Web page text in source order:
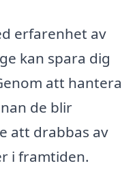
erfarenhet av
kan spara dig
att hantera
de blir
att drabbas av
i framtiden.